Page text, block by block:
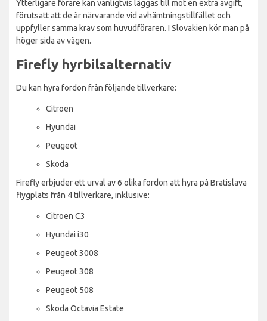
Ytterligare förare kan vanligtvis läggas till mot en extra avgift,
förutsatt att de är närvarande vid avhämtningstillfället och
uppfyller samma krav som huvudföraren. I Slovakien kör man på
höger sida av vägen.
Firefly hyrbilsalternativ
Du kan hyra fordon från följande tillverkare:
Citroen
Hyundai
Peugeot
Skoda
Firefly erbjuder ett urval av 6 olika fordon att hyra på Bratislava
flygplats från 4 tillverkare, inklusive:
Citroen C3
Hyundai i30
Peugeot 3008
Peugeot 308
Peugeot 508
Skoda Octavia Estate